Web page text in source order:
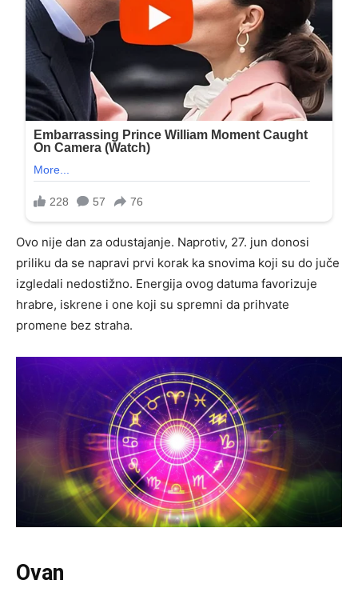
Ovo nije dan za odustajanje. Naprotiv, 27. jun donosi
priliku da se napravi prvi korak ka snovima koji su do juče
izgledali nedostižno. Energija ovog datuma favorizuje
hrabre, iskrene i one koji su spremni da prihvate
promene bez straha.
Ovan